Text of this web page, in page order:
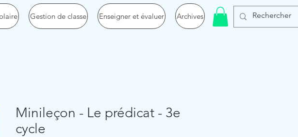
Gestion de classe Enseigner et évaluer Archives
Minileçon - Le prédicat - 3e
cycle